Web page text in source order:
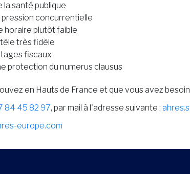
la santé publique
pression concurrentielle
horaire plutôt faible
très fidèle
fiscaux
protection du numerus clausus
en Hauts de France et que vous avez
84 45 82 97, par mail à l'adresse suivante :
europe.com